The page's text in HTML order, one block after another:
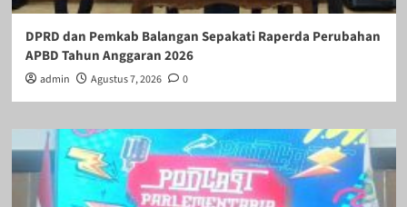
DPRD dan Pemkab Balangan Sepakati Raperda Perubahan
APBD Tahun Anggaran 2026
admin Agustus 7, 2026 0